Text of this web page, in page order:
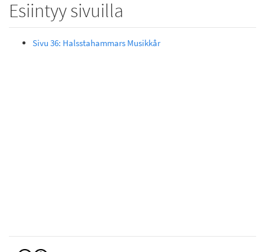
Esiintyy sivuilla
Sivu 36: Halsstahammars Musikkår